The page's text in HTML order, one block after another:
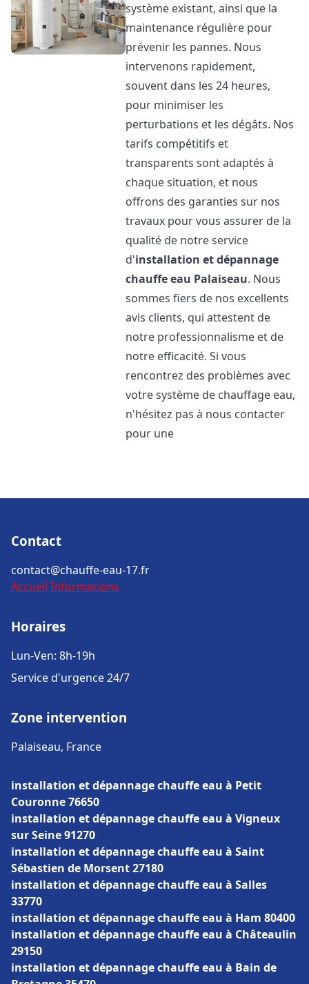
système existant, ainsi que la
maintenance régulière pour
prévenir les pannes. Nous
intervenons rapidement,
souvent dans les 24 heures,
pour minimiser les
perturbations et les dégâts. Nos
tarifs compétitifs et
transparents sont adaptés à
chaque situation, et nous
offrons des garanties sur nos
travaux pour vous assurer de la
qualité de notre service
d'installation et dépannage
chauffe eau Palaiseau. Nous
sommes fiers de nos excellents
avis clients, qui attestent de
notre professionnalisme et de
notre efficacité. Si vous
rencontrez des problèmes avec
votre système de chauffage eau,
n'hésitez pas à nous contacter
pour une
Contact
contact@chauffe-eau-17.fr
Accueil Informations
Horaires
Lun-Ven: 8h-19h
Service d'urgence 24/7
Zone intervention
Palaiseau, France
installation et dépannage chauffe eau à Petit
Couronne 76650
installation et dépannage chauffe eau à Vigneux
sur Seine 91270
installation et dépannage chauffe eau à Saint
Sébastien de Morsent 27180
installation et dépannage chauffe eau à Salles
33770
installation et dépannage chauffe eau à Ham 80400
installation et dépannage chauffe eau à Châteaulin
29150
installation et dépannage chauffe eau à Bain de